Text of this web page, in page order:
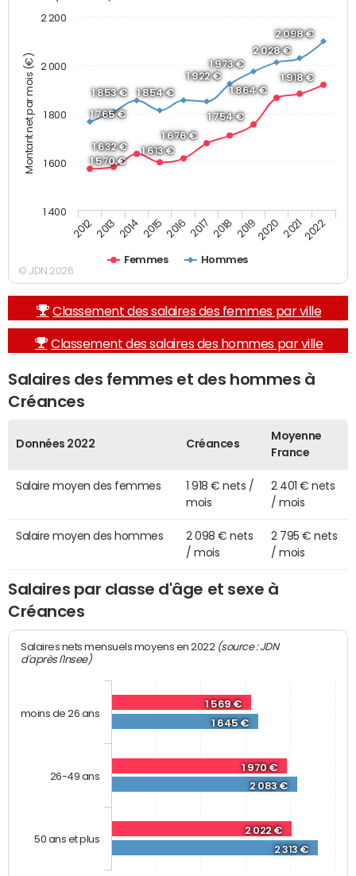
Montant net par mois (€) 1 570 €
1 632 € 1 613 €
1 676 €
1 754 €
1 864 €
1 918 €
1 765 €
1 853 € 1 854 €
1 922 €
1 973 €
2 028 €
2 098 €
Femmes Hommes
2012 2013 2014 2015 2016 2017 2018 20192020 20212022
1 400
1 600
1 800
2 000
2 200
© JDN 2026
Classement des salaires des femmes par ville
Classement des salaires des hommes par ville
Salaires des femmes et des hommes à
Créances
Données 2022 Créances
Moyenne
France
Salaire moyen des femmes
1 918 € nets /
mois
2 401 € nets
/ mois
Salaire moyen des hommes
2 098 € nets
/ mois
2 795 € nets
/ mois
Salaires par classe d'âge et sexe à
Créances
Salaires nets mensuels moyens en 2022 (source : JDN
d'après l'Insee)
1 569 €
1 970 €
2 022 €
1 645 €
2 083 €
2 313 €
moins de 26 ans
26-49 ans
50 ans et plus